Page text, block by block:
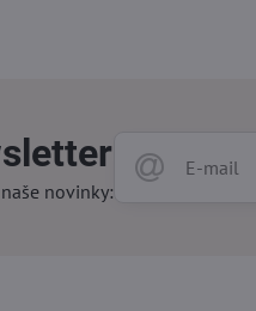
novinky: